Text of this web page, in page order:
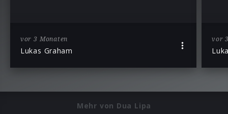
vor 3 Monaten
Lukas Graham
vor
Mehr von Dua Lipa